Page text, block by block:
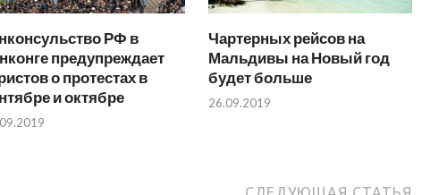
РФ в
предупреждает
о протестах в
и октябре
Чартерных рейсов на
Мальдивы на Новый год
будет больше
26.09.2019